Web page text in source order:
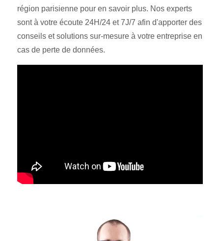
région parisienne pour en savoir plus. Nos experts
sont à votre écoute 24H/24 et 7J/7 afin d'apporter des
conseils et solutions sur-mesure à votre entreprise en
cas de perte de données.